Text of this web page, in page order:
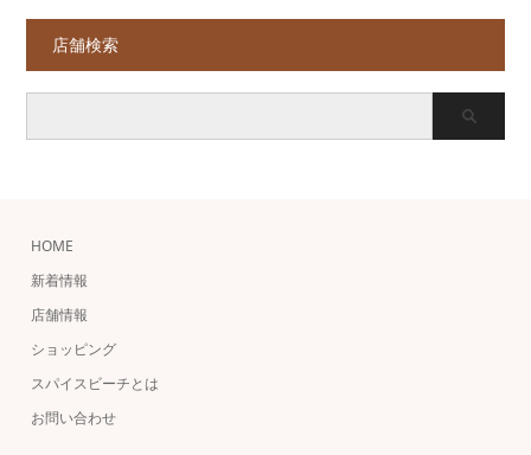
店舗検索
HOME
新着情報
店舗情報
ショッピング
スパイスビーチとは
お問い合わせ